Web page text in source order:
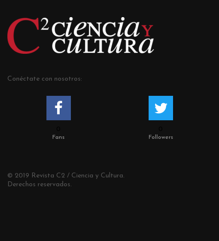
Conéctate con nosotros:
Fans Followers
© 2019 Revista C2 / Ciencia y Cultura.
Derechos reservados.